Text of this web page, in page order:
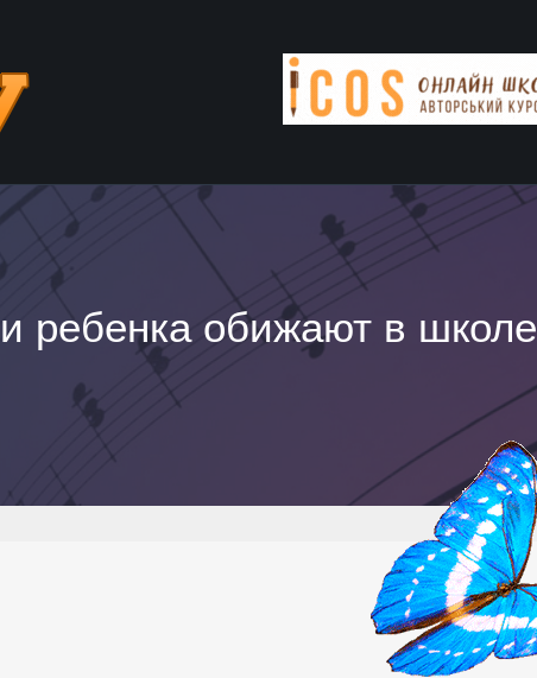
ребенка обижают в школе